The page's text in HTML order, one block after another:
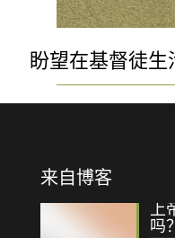
盼望在基督徒生
来自博客
上
吗？